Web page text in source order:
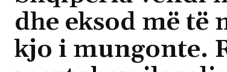
dhe eksod më të
kjo i mungonte.